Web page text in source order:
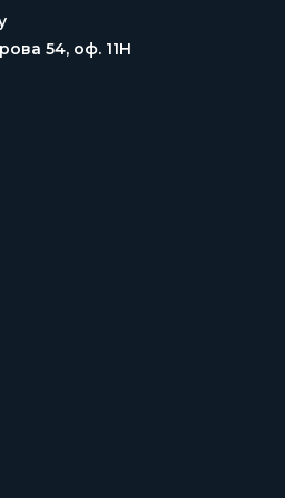
на входе
54, оф. 11H